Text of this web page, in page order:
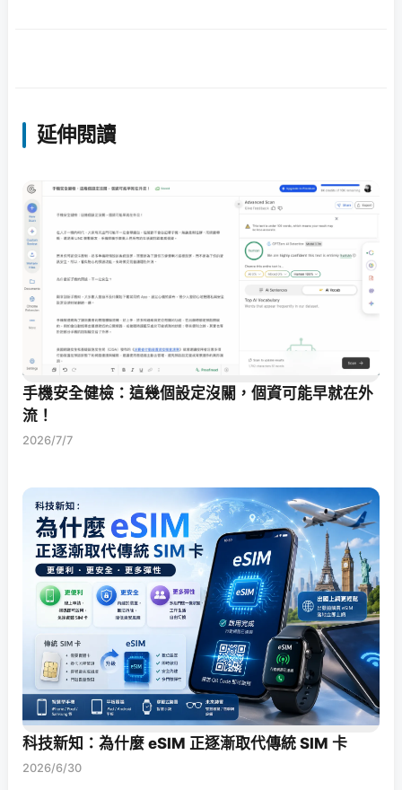
延伸閱讀
手機安全健檢：這幾個設定沒關，個資可能早就在外
流！
2026/7/7
科技新知：為什麼 eSIM 正逐漸取代傳統 SIM 卡
2026/6/30